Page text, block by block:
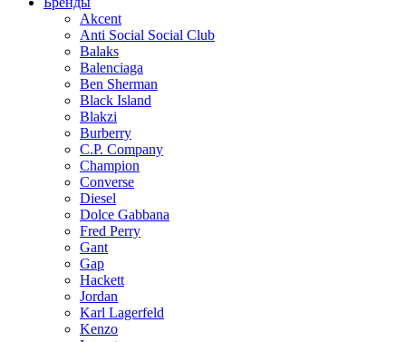
Akcent
Anti Social Social Club
Balaks
Balenciaga
Ben Sherman
Black Island
Blakzi
Burberry
C.P. Company
Champion
Converse
Diesel
Dolce Gabbana
Fred Perry
Gant
Gap
Hackett
Jordan
Karl Lagerfeld
Kenzo